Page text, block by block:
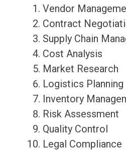
Vendor
Contract
Supply Chain
Cost Analysis
Market Research
Logistics Planning
Inventory
Risk Assessment
Quality Control
Legal Compliance